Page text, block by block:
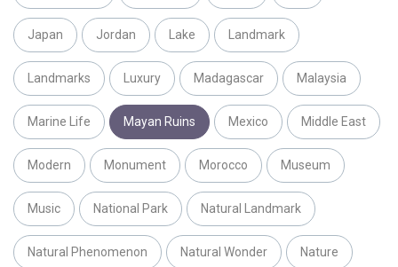
Japan Jordan Lake Landmark
Landmarks Luxury Madagascar Malaysia
Marine Life Mayan Ruins Mexico Middle East
Modern Monument Morocco Museum
Music National Park Natural Landmark
Natural Phenomenon Natural Wonder Nature